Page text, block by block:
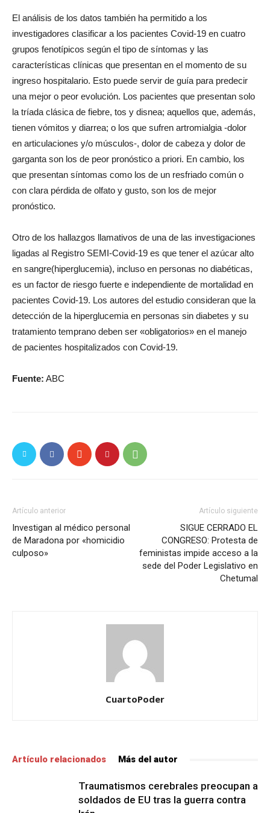
El análisis de los datos también ha permitido a los
investigadores clasificar a los pacientes Covid-19 en cuatro
grupos fenotípicos según el tipo de síntomas y las
características clínicas que presentan en el momento de su
ingreso hospitalario. Esto puede servir de guía para predecir
una mejor o peor evolución. Los pacientes que presentan solo
la tríada clásica de fiebre, tos y disnea; aquellos que, además,
tienen vómitos y diarrea; o los que sufren artromialgia -dolor
en articulaciones y/o músculos-, dolor de cabeza y dolor de
garganta son los de peor pronóstico a priori. En cambio, los
que presentan síntomas como los de un resfriado común o
con clara pérdida de olfato y gusto, son los de mejor
pronóstico.
Otro de los hallazgos llamativos de una de las investigaciones
ligadas al Registro SEMI-Covid-19 es que tener el azúcar alto
en sangre(hiperglucemia), incluso en personas no diabéticas,
es un factor de riesgo fuerte e independiente de mortalidad en
pacientes Covid-19. Los autores del estudio consideran que la
detección de la hiperglucemia en personas sin diabetes y su
tratamiento temprano deben ser «obligatorios» en el manejo
de pacientes hospitalizados con Covid-19.
Fuente: ABC
Artículo anterior
Investigan al médico personal
de Maradona por «homicidio
culposo»
Artículo siguiente
SIGUE CERRADO EL
CONGRESO: Protesta de
feministas impide acceso a la
sede del Poder Legislativo en
Chetumal
CuartoPoder
Artículo relacionados Más del autor
Traumatismos cerebrales preocupan a
soldados de EU tras la guerra contra